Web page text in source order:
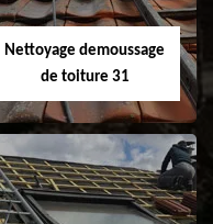
Nettoyage demoussage
de toiture 31